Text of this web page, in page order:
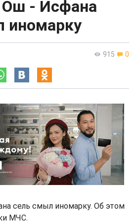
Ош - Исфана
иномарку
915 0
сель смыл иномарку. Об этом
МЧС.